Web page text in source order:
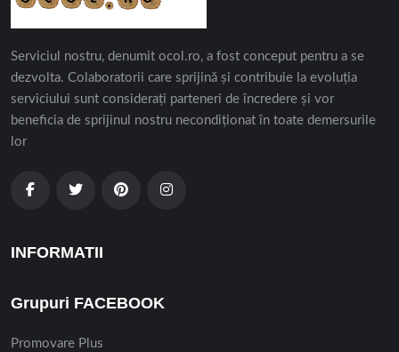
Serviciul nostru, denumit ocol.ro, a fost conceput pentru a se
dezvolta. Colaboratorii care sprijină și contribuie la evoluția
serviciului sunt considerați parteneri de încredere și vor
beneficia de sprijinul nostru necondiționat în toate demersurile
lor
INFORMATII
Grupuri FACEBOOK
Promovare Plus